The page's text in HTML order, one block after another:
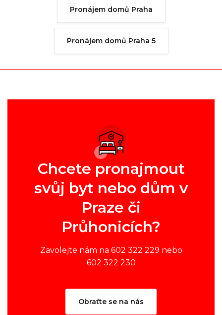
Pronájem domů Praha
Pronájem domů Praha 5
Chcete pronajmout
svůj byt nebo dům v
Praze či
Průhonicích?
Zavolejte nám na 602 322 229 nebo
602 322 230
Obraťte se na nás